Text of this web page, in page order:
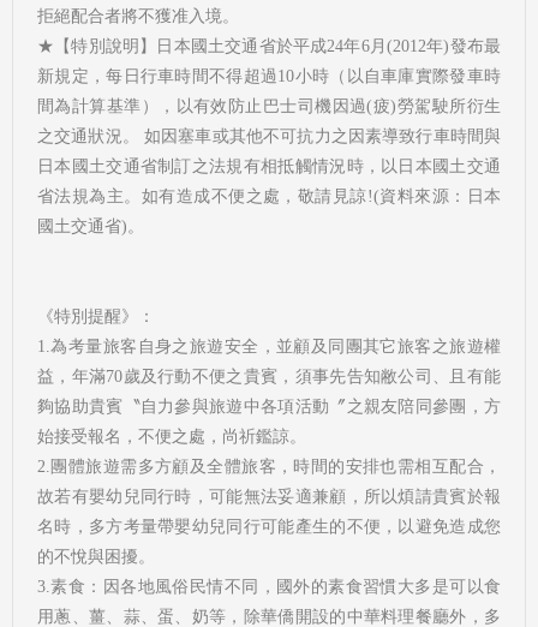
拒絕配合者將不獲准入境。
★【特別說明】日本國土交通省於平成24年6月(2012年)發布最
新規定，每日行車時間不得超過10小時（以自車庫實際發車時
間為計算基準），以有效防止巴士司機因過(疲)勞駕駛所衍生
之交通狀況。 如因塞車或其他不可抗力之因素導致行車時間與
日本國土交通省制訂之法規有相抵觸情況時，以日本國土交通
省法規為主。如有造成不便之處，敬請見諒!(資料來源：日本
國土交通省)。
《特別提醒》：
1.為考量旅客自身之旅遊安全，並顧及同團其它旅客之旅遊權
益，年滿70歲及行動不便之貴賓，須事先告知敝公司、且有能
夠協助貴賓〝自力參與旅遊中各項活動〞之親友陪同參團，方
始接受報名，不便之處，尚祈鑑諒。
2.團體旅遊需多方顧及全體旅客，時間的安排也需相互配合，
故若有嬰幼兒同行時，可能無法妥適兼顧，所以煩請貴賓於報
名時，多方考量帶嬰幼兒同行可能產生的不便，以避免造成您
的不悅與困擾。
3.素食：因各地風俗民情不同，國外的素食習慣大多是可以食
用蔥、薑、蒜、蛋、奶等，除華僑開設的中華料理餐廳外，多